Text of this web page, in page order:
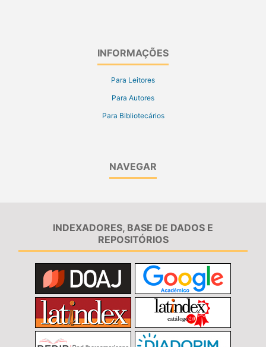
INFORMAÇÕES
Para Leitores
Para Autores
Para Bibliotecários
NAVEGAR
INDEXADORES, BASE DE DADOS E
REPOSITÓRIOS